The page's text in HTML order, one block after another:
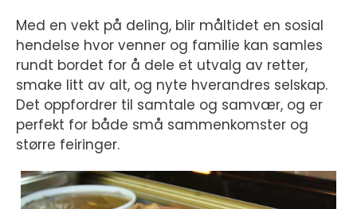
Med en vekt på deling, blir måltidet en sosial
hendelse hvor venner og familie kan samles
rundt bordet for å dele et utvalg av retter,
smake litt av alt, og nyte hverandres selskap.
Det oppfordrer til samtale og samvær, og er
perfekt for både små sammenkomster og
større feiringer.